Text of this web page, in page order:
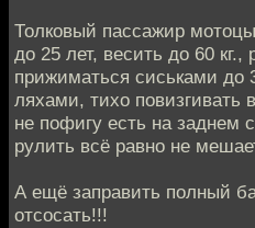
Толковый пассажир
до 25 лет, весить до 60
прижиматься сиськами до
ляхами, тихо повизгивать
не пофигу есть на заднем
рулить всё равно не
А ещё заправить полный
отсосать!!!